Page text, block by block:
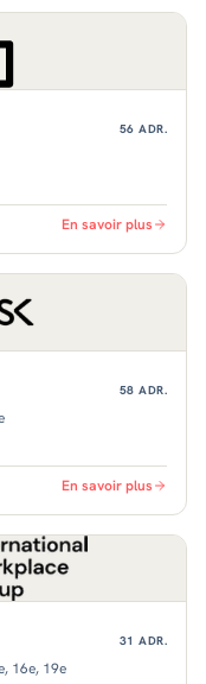
56 ADR.
En savoir plus
58 ADR.
En savoir plus
31 ADR.
16e, 19e